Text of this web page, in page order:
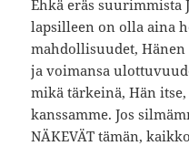
Ehkä eräs suurimmista
lapsilleen on olla aina
mahdollisuudet,
ja voimansa
mikä tärkeinä, Hän
kanssamme. Jos
NÄKEVÄT tämän,